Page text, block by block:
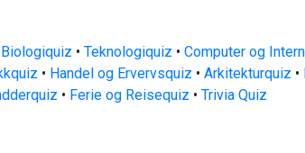
• Teknologiquiz • Computer og
• Handel og Ervervsquiz • Arkitekturquiz •
• Ferie og Reisequiz • Trivia Quiz